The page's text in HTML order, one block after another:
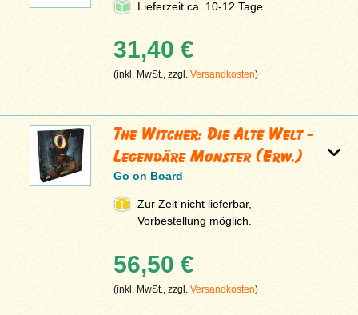
Lieferzeit ca. 10-12 Tage.
31,40 €
(inkl. MwSt., zzgl.Versandkosten)
The Witcher: Die Alte Welt -
Legendäre Monster (Erw.)
Go on Board
Zur Zeit nicht lieferbar,
Vorbestellung möglich.
56,50 €
(inkl. MwSt., zzgl.Versandkosten)